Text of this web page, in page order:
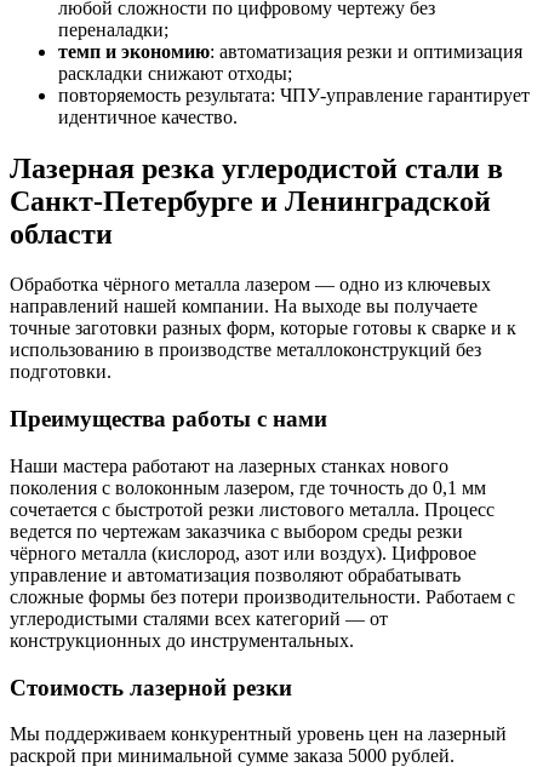
любой сложности по цифровому чертежу без
переналадки;
темп и экономию: автоматизация резки и оптимизация
раскладки снижают отходы;
повторяемость результата: ЧПУ-управление гарантирует
идентичное качество.
Лазерная резка углеродистой стали в
Санкт-Петербурге и Ленинградской
области
Обработка чёрного металла лазером — одно из ключевых
направлений нашей компании. На выходе вы получаете
точные заготовки разных форм, которые готовы к сварке и к
использованию в производстве металлоконструкций без
подготовки.
Преимущества работы с нами
Наши мастера работают на лазерных станках нового
поколения с волоконным лазером, где точность до 0,1 мм
сочетается с быстротой резки листового металла. Процесс
ведется по чертежам заказчика с выбором среды резки
чёрного металла (кислород, азот или воздух). Цифровое
управление и автоматизация позволяют обрабатывать
сложные формы без потери производительности. Работаем с
углеродистыми сталями всех категорий — от
конструкционных до инструментальных.
Стоимость лазерной резки
Мы поддерживаем конкурентный уровень цен на лазерный
раскрой при минимальной сумме заказа 5000 рублей.